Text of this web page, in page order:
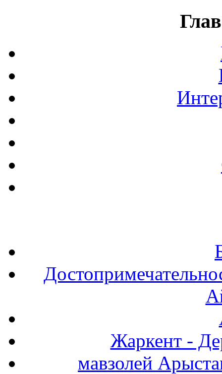
Жаркент -
мавзолей